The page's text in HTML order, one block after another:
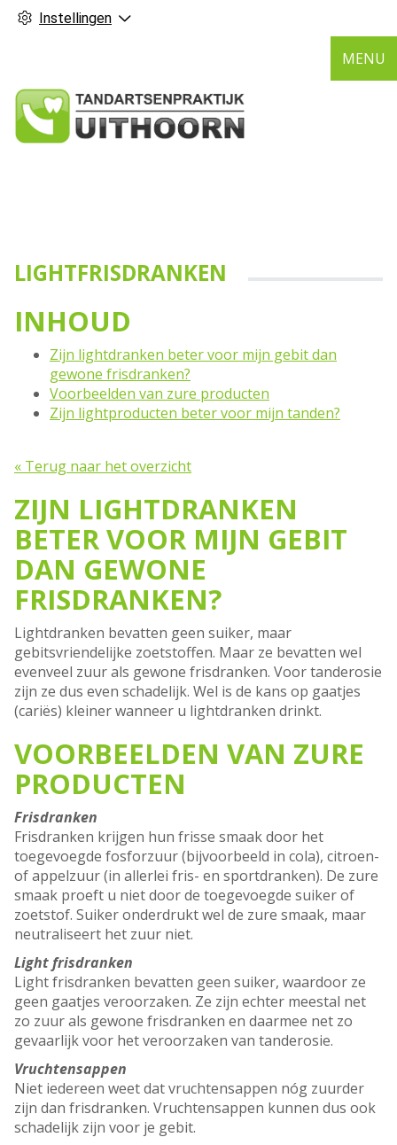
Instellingen
MENU
LIGHTFRISDRANKEN
INHOUD
Zijn lightdranken beter voor mijn gebit dan
gewone frisdranken?
Voorbeelden van zure producten
Zijn lightproducten beter voor mijn tanden?
« Terug naar het overzicht
ZIJN LIGHTDRANKEN
BETER VOOR MIJN GEBIT
DAN GEWONE
FRISDRANKEN?
Lightdranken bevatten geen suiker, maar
gebitsvriendelijke zoetstoffen. Maar ze bevatten wel
evenveel zuur als gewone frisdranken. Voor tanderosie
zijn ze dus even schadelijk. Wel is de kans op gaatjes
(cariës) kleiner wanneer u lightdranken drinkt.
VOORBEELDEN VAN ZURE
PRODUCTEN
Frisdranken
Frisdranken krijgen hun frisse smaak door het
toegevoegde fosforzuur (bijvoorbeeld in cola), citroen-
of appelzuur (in allerlei fris- en sportdranken). De zure
smaak proeft u niet door de toegevoegde suiker of
zoetstof. Suiker onderdrukt wel de zure smaak, maar
neutraliseert het zuur niet.
Light frisdranken
Light frisdranken bevatten geen suiker, waardoor ze
geen gaatjes veroorzaken. Ze zijn echter meestal net
zo zuur als gewone frisdranken en daarmee net zo
gevaarlijk voor het veroorzaken van tanderosie.
Vruchtensappen
Niet iedereen weet dat vruchtensappen nóg zuurder
zijn dan frisdranken. Vruchtensappen kunnen dus ook
schadelijk zijn voor je gebit.